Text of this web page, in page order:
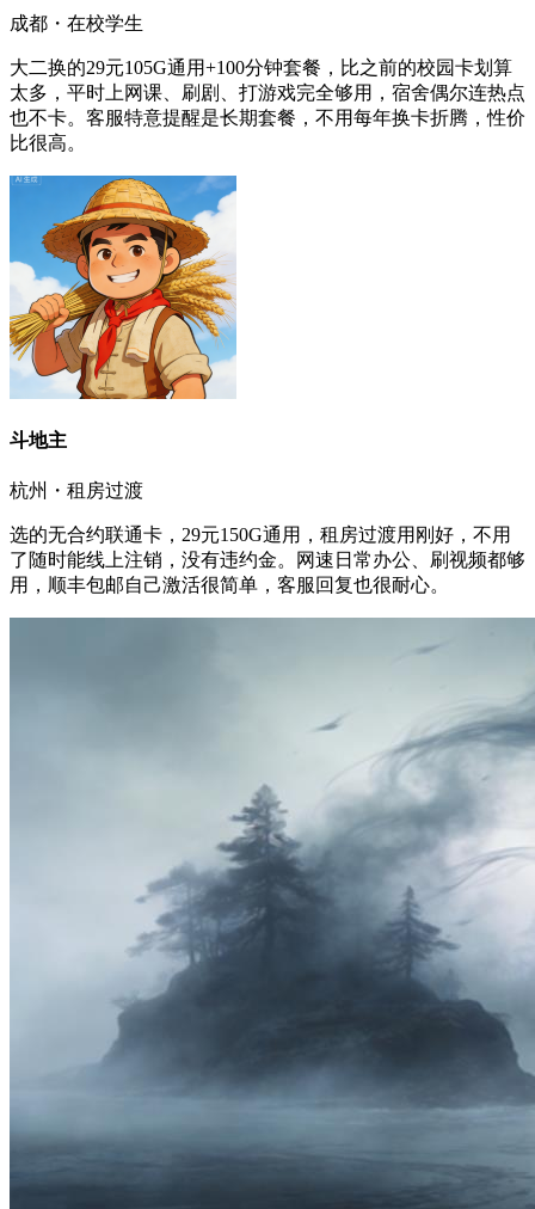
成都・在校学生
大二换的29元105G通用+100分钟套餐，比之前的校园卡划算
太多，平时上网课、刷剧、打游戏完全够用，宿舍偶尔连热点
也不卡。客服特意提醒是长期套餐，不用每年换卡折腾，性价
比很高。
斗地主
杭州・租房过渡
选的无合约联通卡，29元150G通用，租房过渡用刚好，不用
了随时能线上注销，没有违约金。网速日常办公、刷视频都够
用，顺丰包邮自己激活很简单，客服回复也很耐心。